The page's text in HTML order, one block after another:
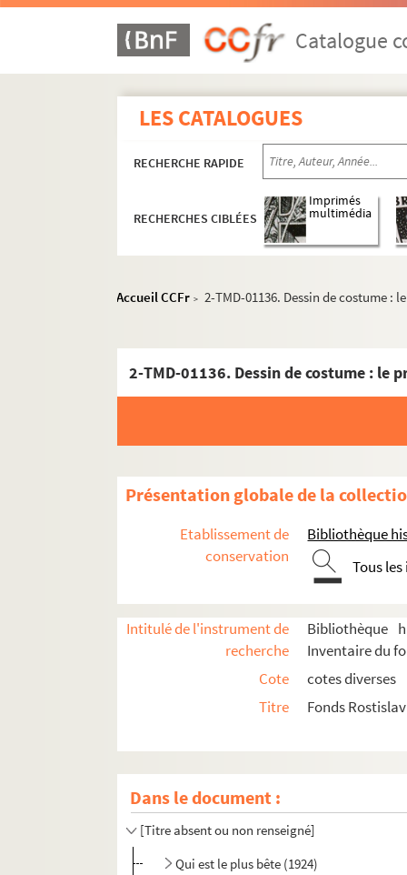
Catalogue
LES CATALOGUES
RECHERCHE RAPIDE
RECHERCHES CIBLÉES
Imprimés
multimédia
Accueil CCFr > 2-TMD-01136. Dessin de costume :
2-TMD-01136. Dessin de costume : le
Présentation globale de la
Etablissement de
conservation
Bibliothèque
Tous
Intitulé de l'instrument de
recherche
Bibliothèque
Inventaire du
Cote
cotes diverses
Titre
Fonds
Dans le document :
[Titre absent ou non renseigné]
Qui est le plus bête (1924)